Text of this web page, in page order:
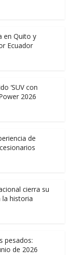
en Quito y
Ecuador
‘SUV con
2026
de
cierra su
historia
pesados:
de 2026